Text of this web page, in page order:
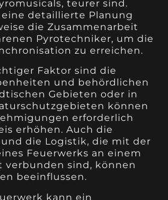
teurer sind.
detaillierte Planung
die Zusammenarbeit
Pyrotechniker, um die
zu erreichen.
Faktor sind die
und behördlichen
Gebieten oder in
können
erforderlich
erhöhen. Auch die
die Logistik, die mit der
Feuerwerks an einem
verbunden sind, können
beeinflussen.
kann ein